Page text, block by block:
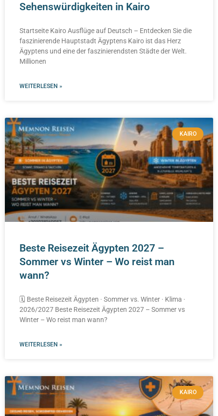
Sehenswürdigkeiten in Kairo
Startseite Kairo Ausflüge auf Deutsch – Entdecken Sie die
faszinierende Hauptstadt Ägyptens Kairo ist das Herz
Ägyptens und eine der faszinierendsten Städte der Welt.
Millionen
WEITERLESEN »
KAIRO
Beste Reisezeit Ägypten 2027 –
Sommer vs Winter – Wo reist man
wann?
🗓️ Beste Reisezeit Ägypten · Sommer vs. Winter · Klima ·
2026/2027 Beste Reisezeit Ägypten 2027 – Sommer vs
Winter – Wo reist man wann?
WEITERLESEN »
KAIRO